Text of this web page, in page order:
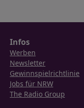
Infos
Werben
Newsletter
Gewinnspielrichtlinie
Jobs für NRW
The Radio Group